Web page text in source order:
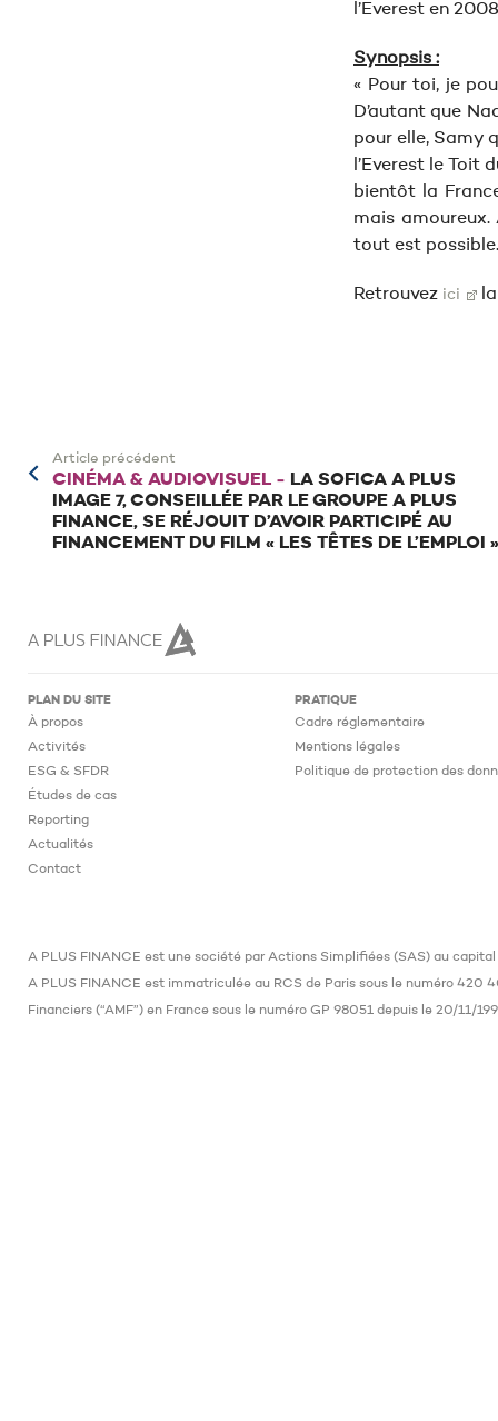
l’Everest en
Synopsis :
« Pour toi, je
D’autant que
pour elle, Samy
l’Everest le
bientôt la
mais amoureux.
tout est possible.
Retrouvez ici
Article précédent
CINÉMA & AUDIOVISUEL - LA SOFICA A PLUS
IMAGE 7, CONSEILLÉE PAR LE GROUPE A PLUS
FINANCE, SE RÉJOUIT D’AVOIR PARTICIPÉ AU
FINANCEMENT DU FILM « LES TÊTES DE L’EMPLOI »
PLAN DU SITE
À propos
Activités
ESG & SFDR
Études de cas
Reporting
Actualités
Contact
PRATIQUE
Cadre réglementaire
Mentions légales
Politique de protection des
A PLUS FINANCE est une société par Actions Simplifiées (SAS) au
A PLUS FINANCE est immatriculée au RCS de Paris sous le numéro
Financiers (“AMF”) en France sous le numéro GP 98051 depuis le 20/11/